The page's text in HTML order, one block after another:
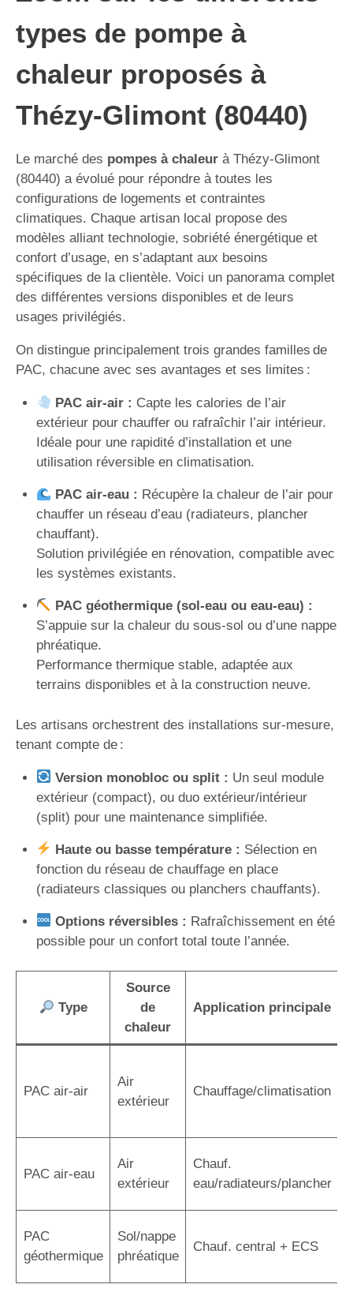
types de pompe à
chaleur proposés à
Thézy-Glimont (80440)
Le marché des pompes à chaleur à Thézy-Glimont
(80440) a évolué pour répondre à toutes les
configurations de logements et contraintes
climatiques. Chaque artisan local propose des
modèles alliant technologie, sobriété énergétique et
confort d’usage, en s’adaptant aux besoins
spécifiques de la clientèle. Voici un panorama complet
des différentes versions disponibles et de leurs
usages privilégiés.
On distingue principalement trois grandes familles de
PAC, chacune avec ses avantages et ses limites :
PAC air-air : Capte les calories de l’air
extérieur pour chauffer ou rafraîchir l’air intérieur.
Idéale pour une rapidité d’installation et une
utilisation réversible en climatisation.
PAC air-eau : Récupère la chaleur de l’air pour
chauffer un réseau d’eau (radiateurs, plancher
chauffant).
Solution privilégiée en rénovation, compatible avec
les systèmes existants.
PAC géothermique (sol-eau ou eau-eau) :
S’appuie sur la chaleur du sous-sol ou d’une nappe
phréatique.
Performance thermique stable, adaptée aux
terrains disponibles et à la construction neuve.
Les artisans orchestrent des installations sur-mesure,
tenant compte de :
Version monobloc ou split : Un seul module
extérieur (compact), ou duo extérieur/intérieur
(split) pour une maintenance simplifiée.
Haute ou basse température : Sélection en
fonction du réseau de chauffage en place
(radiateurs classiques ou planchers chauffants).
Options réversibles : Rafraîchissement en été
possible pour un confort total toute l’année.
Type
Source
de
chaleur
Application principale
PAC air-air
Air
extérieur
Chauffage/climatisation
PAC air-eau
Air
extérieur
Chauf.
eau/radiateurs/plancher
PAC
géothermique
Sol/nappe
phréatique
Chauf. central + ECS